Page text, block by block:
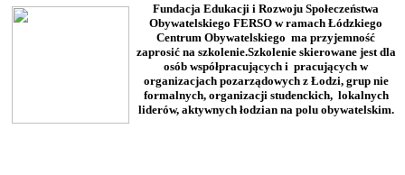
Fundacja Edukacji i Rozwoju Społeczeństwa
Obywatelskiego FERSO w ramach Łódzkiego
Centrum Obywatelskiego ma przyjemność
zaprosić na szkolenie.Szkolenie skierowane jest dla
osób współpracujących i pracujących w
organizacjach pozarządowych z Łodzi, grup nie
formalnych, organizacji studenckich, lokalnych
liderów, aktywnych łodzian na polu obywatelskim.